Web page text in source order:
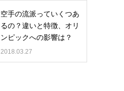
空手の流派っていくつあ
るの？違いと特徴、オリ
ンピックへの影響は？
2018.03.27